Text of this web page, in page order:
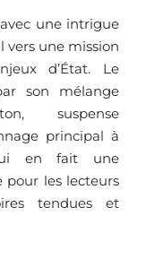
une intrigue
vers une mission
d’État. Le
son mélange
suspense
principal à
en fait une
pour les lecteurs
tendues et